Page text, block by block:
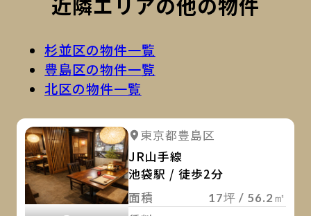
杉並区の物件一覧
豊島区の物件一覧
北区の物件一覧
詳細を見る
東京都豊島区
JR山手線
池袋駅 / 徒歩2分
面積
17坪 / 56.2㎡